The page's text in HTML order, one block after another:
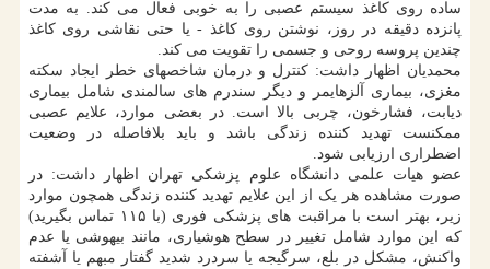
ساده روی کاغذ سیستم عصبی را به خوبی فعال می کند. به مدت
پانزده دقیقه در روز، نوشتن روی کاغذ - یا حتی نقاشی روی کاغذ
چندین پروسه روحی و جسمی را تقویت می کند.
محمدیان اظهار داشت: کنترل و درمان شاخصهای خطر ایجاد سکته
مغزی، بیماری آلزهایمر و دیگر سندرم های سالمندی شامل بیماری
دیابت، فشارخون، چربی بالا است. در بعضی موارد، علایم عصبی
ممکنست تهدید کننده زندگی باشد و باید بلافاصله در وضعیت
اضطراری ارزیابی شود.
عضو هیات علمی دانشگاه علوم پزشکی تهران اظهار داشت: در
صورت مشاهده هر یک از این علایم تهدید کننده زندگی همچون موارد
زیر، بهتر است با مراقبت های پزشکی فوری (با ۱۱۵ تماس بگیرید)
که این موارد شامل تغییر در سطح هوشیاری، مانند بیهوشی یا عدم
واکنش، مشکل در بلع، سرگیجه یا سردرد شدید گفتار مبهم یا آشفته